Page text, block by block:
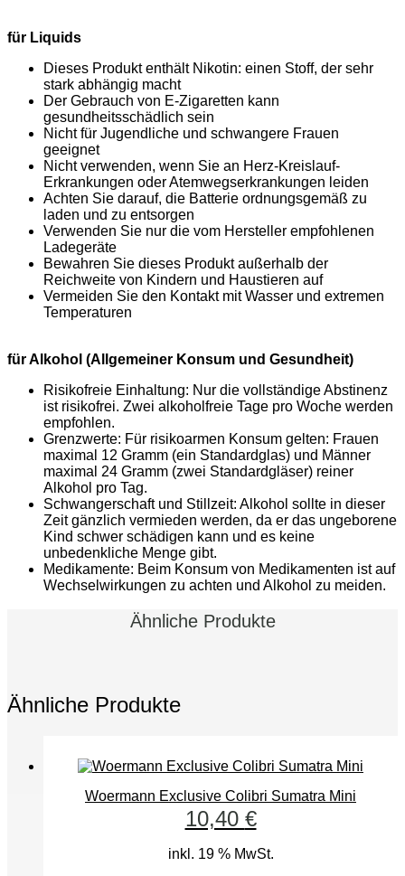
für Liquids
Dieses Produkt enthält Nikotin: einen Stoff, der sehr
stark abhängig macht
Der Gebrauch von E-Zigaretten kann
gesundheitsschädlich sein
Nicht für Jugendliche und schwangere Frauen
geeignet
Nicht verwenden, wenn Sie an Herz-Kreislauf-
Erkrankungen oder Atemwegserkrankungen leiden
Achten Sie darauf, die Batterie ordnungsgemäß zu
laden und zu entsorgen
Verwenden Sie nur die vom Hersteller empfohlenen
Ladegeräte
Bewahren Sie dieses Produkt außerhalb der
Reichweite von Kindern und Haustieren auf
Vermeiden Sie den Kontakt mit Wasser und extremen
Temperaturen
für Alkohol (Allgemeiner Konsum und Gesundheit)
Risikofreie Einhaltung: Nur die vollständige Abstinenz
ist risikofrei. Zwei alkoholfreie Tage pro Woche werden
empfohlen.
Grenzwerte: Für risikoarmen Konsum gelten: Frauen
maximal 12 Gramm (ein Standardglas) und Männer
maximal 24 Gramm (zwei Standardgläser) reiner
Alkohol pro Tag.
Schwangerschaft und Stillzeit: Alkohol sollte in dieser
Zeit gänzlich vermieden werden, da er das ungeborene
Kind schwer schädigen kann und es keine
unbedenkliche Menge gibt.
Medikamente: Beim Konsum von Medikamenten ist auf
Wechselwirkungen zu achten und Alkohol zu meiden.
Ähnliche Produkte
Ähnliche Produkte
Woermann Exclusive Colibri Sumatra Mini
10,40 €
inkl. 19 % MwSt.